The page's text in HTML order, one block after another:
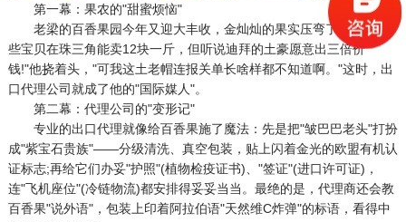
第一幕：果农的"甜蜜烦恼"
老梁的百香果园今年又迎大丰收，金灿灿的果实压弯了藤架。"这
些宝贝在珠三角能卖12块一斤，但听说迪拜的土豪愿意出三倍价
钱!"他挠着头，"可我这土老帽连报关单长啥样都不知道啊。"这时，出
口代理公司就成了他的"国际媒人"。
第二幕：代理公司的"变形记"
专业的出口代理就像给百香果施了魔法：先是把"皱巴巴老头"打扮
成"紫宝石贵族"——分级清洗、真空包装，贴上闪着金光的欧盟有机认
证标志;再给它们办妥"护照"(植物检疫证书)、"签证"(进口许可证)，
连"飞机座位"(冷链物流)都安排得妥妥当当。最绝的是，代理商还会教
百香果"说外语"，包装上印着阿拉伯语"天然维C炸弹"的标语，看得中